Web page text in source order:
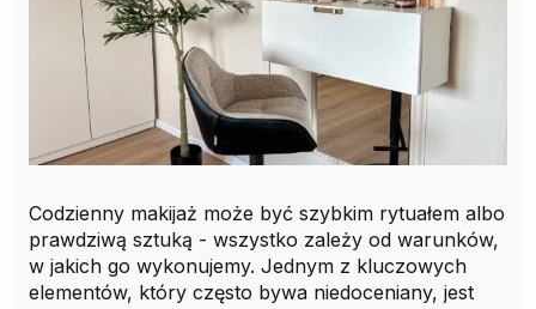
Codzienny makijaż może być szybkim rytuałem albo
prawdziwą sztuką - wszystko zależy od warunków,
w jakich go wykonujemy. Jednym z kluczowych
elementów, który często bywa niedoceniany, jest